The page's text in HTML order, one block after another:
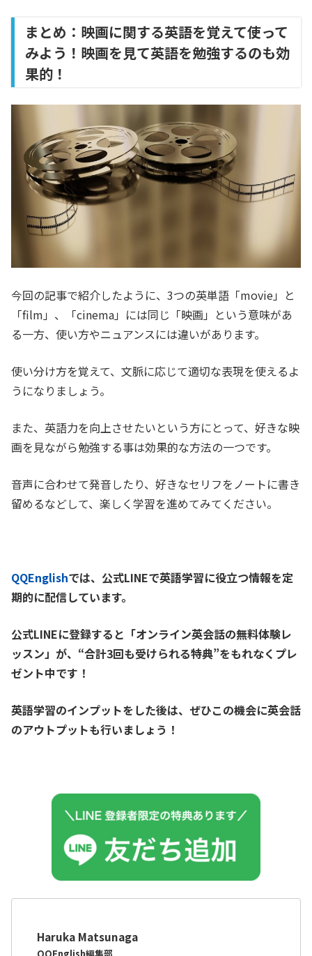
まとめ：映画に関する英語を覚えて使って
みよう！映画を見て英語を勉強するのも効
果的！
今回の記事で紹介したように、3つの英単語「movie」と
「film」、「cinema」には同じ「映画」という意味があ
る一方、使い方やニュアンスには違いがあります。
使い分け方を覚えて、文脈に応じて適切な表現を使えるよ
うになりましょう。
また、英語力を向上させたいという方にとって、好きな映
画を見ながら勉強する事は効果的な方法の一つです。
音声に合わせて発音したり、好きなセリフをノートに書き
留めるなどして、楽しく学習を進めてみてください。
QQEnglishでは、公式LINEで英語学習に役立つ情報を定
期的に配信しています。
公式LINEに登録すると「オンライン英会話の無料体験レ
ッスン」が、 “合計3回も受けられる特典”をもれなくプレ
ゼント中です！
英語学習のインプットをした後は、ぜひこの機会に英会話
のアウトプットも行いましょう！
Haruka Matsunaga